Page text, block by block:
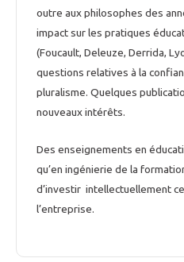
outre aux philosophes des
impact sur les pratiques
(Foucault, Deleuze, Derrida,
questions relatives à la
pluralisme. Quelques
nouveaux intérêts.
Des enseignements en
qu’en ingénierie de la
d’investir intellectuellement
l’entreprise.